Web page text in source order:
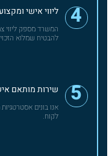
4 ליווי אישי
המשרד מספק ליווי
להבטיח שמלוא
5 שירות מותאם
אנו בונים
לקוח.